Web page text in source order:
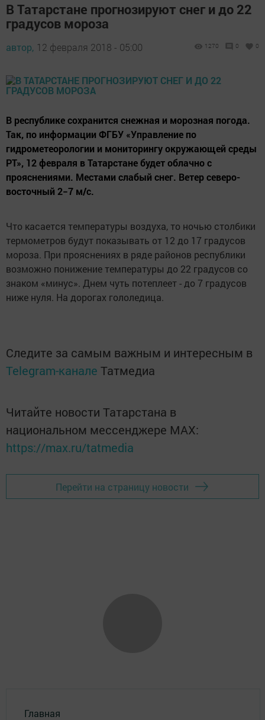
В Татарстане прогнозируют снег и до 22
градусов мороза
автор, 12 февраля 2018 - 05:00 1270 0 0
В республике сохранится снежная и морозная погода.
Так, по информации ФГБУ «Управление по
гидрометеорологии и мониторингу окружающей среды
РТ», 12 февраля в Татарстане будет облачно с
прояснениями. Местами слабый снег. Ветер северо-
восточный 2−7 м/с.
Что касается температуры воздуха, то ночью столбики
термометров будут показывать от 12 до 17 градусов
мороза. При прояснениях в ряде районов республики
возможно понижение температуры до 22 градусов со
знаком «минус». Днем чуть потеплеет - до 7 градусов
ниже нуля. На дорогах гололедица.
Следите за самым важным и интересным в
Telegram-канале Татмедиа
Читайте новости Татарстана в
национальном мессенджере MАХ:
https://max.ru/tatmedia
Перейти на страницу новости
Главная